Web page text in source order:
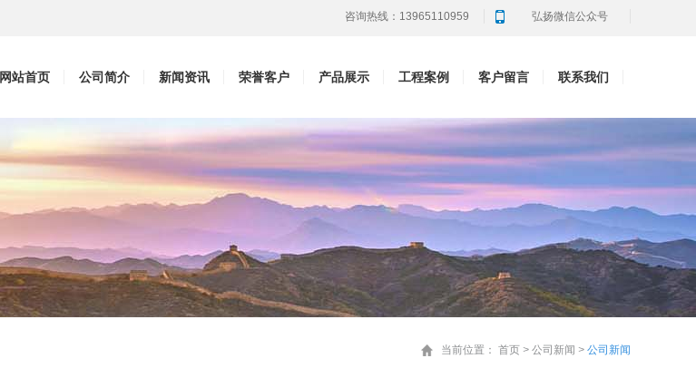
咨询热线：13965110959 弘扬微信公众号
弘扬官方微信
网站首页 公司简介 新闻资讯 荣誉客户 产品展示 工程案例 客户留言 联系我们
当前位置： 首页 > 公司新闻 > 公司新闻